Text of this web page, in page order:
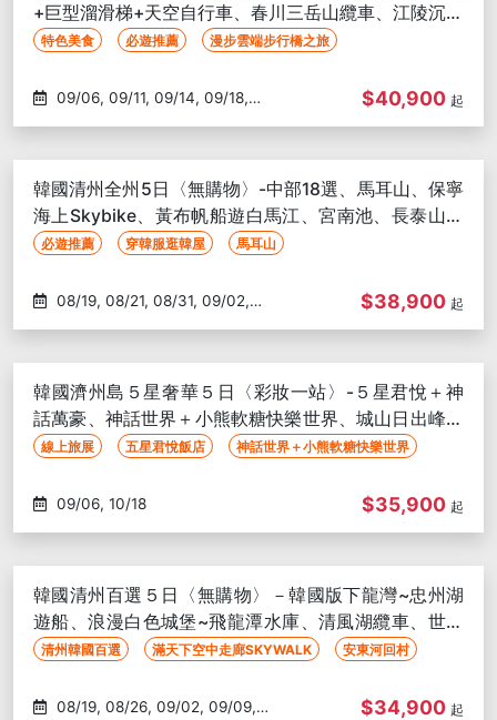
+巨型溜滑梯+天空自行車、春川三岳山纜車、江陵沉浸
式美術館、無自理餐
特色美食 必遊推薦 漫步雲端步行橋之旅
09/28, 10/04, 11/13, 11/15, 11/20,
12/11, 12/13, 12/18, 12/20, 12/25,
12/27
$40,900 起
韓國清州全州5日〈無購物〉-中部18選、馬耳山、保寧
海上Skybike、黃布帆船遊白馬江、宮南池、長泰山休
養林
必遊推薦 穿韓服逛韓屋 馬耳山
09/04, 09/14, 09/16, 09/18,
10/14, 10/16, 10/19, 10/21
$38,900 起
韓國濟州島５星奢華５日〈彩妝一站〉-５星君悅＋神
話萬豪、神話世界＋小熊軟糖快樂世界、城山日出峰、
美饌豪華升級、華麗韓服
線上旅展 五星君悅飯店 神話世界＋小熊軟糖快樂世界
09/06, 10/18 $35,900 起
韓國清州百選５日〈無購物〉－韓國版下龍灣~忠州湖
遊船、浪漫白色城堡~飛龍潭水庫、清風湖纜車、世界
文化遺產~安東河回村
清州韓國百選 滿天下空中走廊SKYWALK 安東河回村
$34,900 起